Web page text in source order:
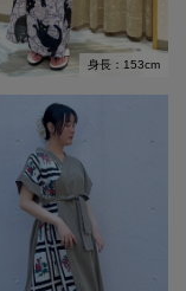
身長：153cm